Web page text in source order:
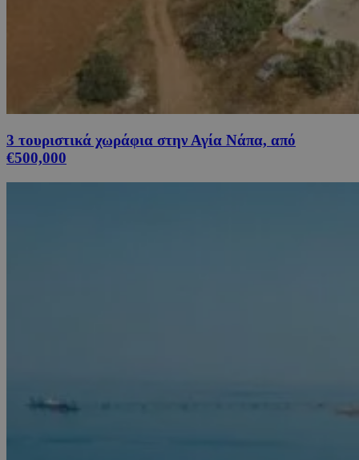
3 τουριστικά χωράφια στην Αγία Νάπα, από
€500,000